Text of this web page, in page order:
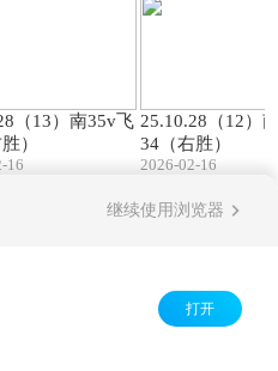
（13）南35v飞
）
16
25.10.28（12）
34（右胜）
2026-02-16
继续使用浏览器
打开